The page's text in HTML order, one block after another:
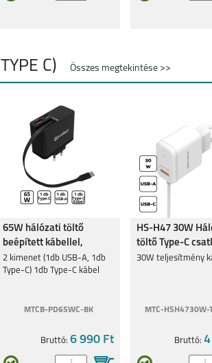
C) Összes megtekintése >>
65W hálózati töltő
beépített kábellel,
Fekete
2 kimenet (1db USB-A, 1db
Type-C) 1db Type-C kábel
MTCB-PD65WC-BK
Bruttó: 6 990 Ft
HS-H47 30W
töltő Type-C
Fehér
30W teljesítmény
MTC-HSH4730W-
Bruttó: